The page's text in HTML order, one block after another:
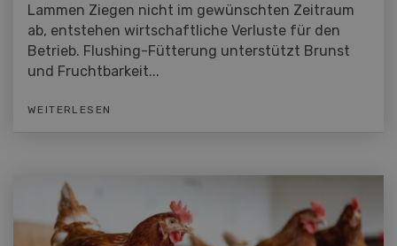
Lammen Ziegen nicht im gewünschten Zeitraum
ab, entstehen wirtschaftliche Verluste für den
Betrieb. Flushing-Fütterung unterstützt Brunst
und Fruchtbarkeit...
WEITERLESEN